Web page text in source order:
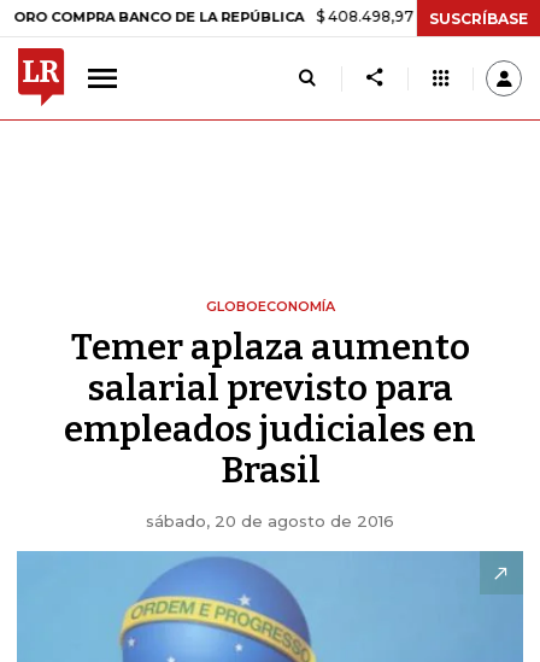
BANCO DE LA REPÚBLICA $ 408.498,97 +$ 8.753,81 +2,19%
SUSCRÍBASE
GLOBOECONOMÍA
Temer aplaza aumento
salarial previsto para
empleados judiciales en
Brasil
sábado, 20 de agosto de 2016